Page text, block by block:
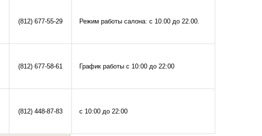
(812) 677-55-29 Режим работы салона: с 10.00 до 22.00.
(812) 677-58-61 График работы с 10:00 до 22:00
(812) 448-87-83 с 10:00 до 22:00